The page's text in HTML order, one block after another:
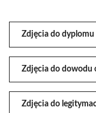
Zdjęcia do dyplomu
Zdjęcia do dowodu
Zdjęcia do